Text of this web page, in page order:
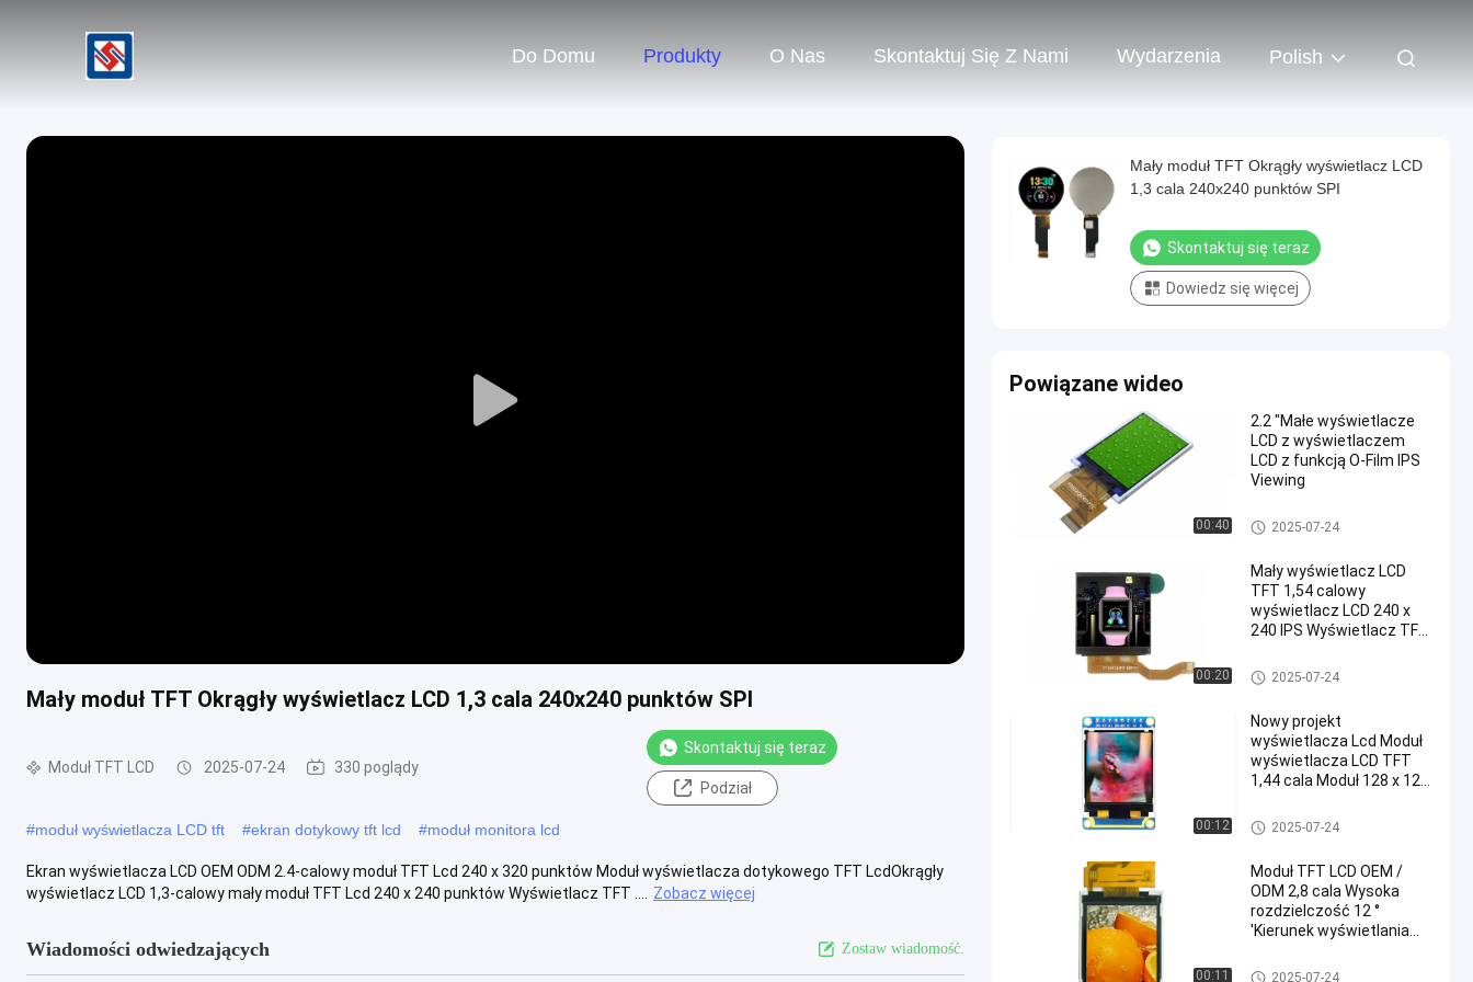
Do Domu Produkty O Nas Skontaktuj Się Z Nami Wydarzenia Polish
Play
Mały moduł TFT Okrągły wyświetlacz LCD 1,3 cala 240x240 punktów SPI
Moduł TFT LCD 2025-07-24 330 poglądy
Skontaktuj się teraz
Podział
#moduł wyświetlacza LCD tft #ekran dotykowy tft lcd #moduł monitora lcd
Ekran wyświetlacza LCD OEM ODM 2.4-calowy moduł TFT Lcd 240 x 320 punktów Moduł wyświetlacza dotykowego TFT LcdOkrągły
wyświetlacz LCD 1,3-calowy mały moduł TFT Lcd 240 x 240 punktów Wyświetlacz TFT ....
Zobacz więcej
Wiadomości odwiedzających Zostaw wiadomość.
Mały moduł TFT Okrągły wyświetlacz LCD
1,3 cala 240x240 punktów SPI
Skontaktuj się teraz
Dowiedz się więcej
Powiązane wideo
00:40
2.2 "Małe wyświetlacze
LCD z wyświetlaczem
LCD z funkcją O-Film IPS
Viewing
Moduł TFT LCD
2025-07-24
00:20
Mały wyświetlacz LCD
TFT 1,54 calowy
wyświetlacz LCD 240 x
240 IPS Wyświetlacz TFT
Moduł TFT LCD
2025-07-24
00:12
Nowy projekt
wyświetlacza Lcd Moduł
wyświetlacza LCD TFT
1,44 cala Moduł 128 x 128
Moduł TFT LCD
2025-07-24
00:11
Moduł TFT LCD OEM /
ODM 2,8 cala Wysoka
rozdzielczość 12 °
'Kierunek wyświetlania
Moduł TFT LCD
2025-07-24